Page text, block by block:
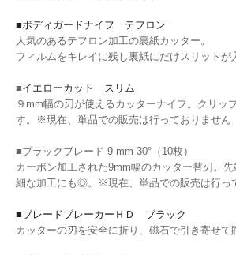
■ボディガードナイフ テフロン
人気のあるテフロン加工の裏紙カッター。
フィルムをキレイに残し裏紙にだけスリットが
■イエローカット スリム
９mm幅の刃が使えるカッターナイフ。クリッ
す。※現在、単品での販売は行っておりません
■ブラックブレード 9 mm 30°（10枚）
カーボン加工された9mm幅のカッター替刃。
細な加工にも◎。※現在、単品での販売は行っ
■ブレードブレーカーＨＤ ブラック
カッターの刃を安全に折り、磁石で引き寄せて